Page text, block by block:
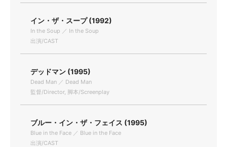
イン・ザ・スープ (1992)
In the Soup ／ In the Soup
出演/CAST
デッドマン (1995)
Dead Man ／ Dead Man
監督/Director, 脚本/Screenplay
ブルー・イン・ザ・フェイス (1995)
Blue in the Face ／ Blue in the Face
出演/CAST